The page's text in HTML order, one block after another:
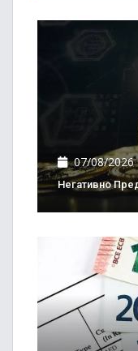
07/08/2026
Негативно